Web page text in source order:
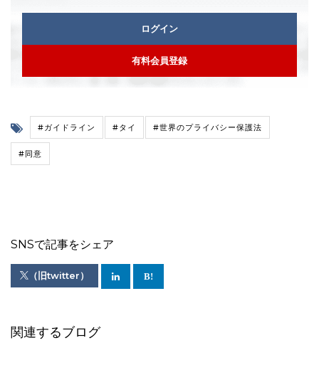
ログイン
有料会員登録
#ガイドライン #タイ #世界のプライバシー保護法
#同意
SNSで記事をシェア
（旧twitter）
関連するブログ